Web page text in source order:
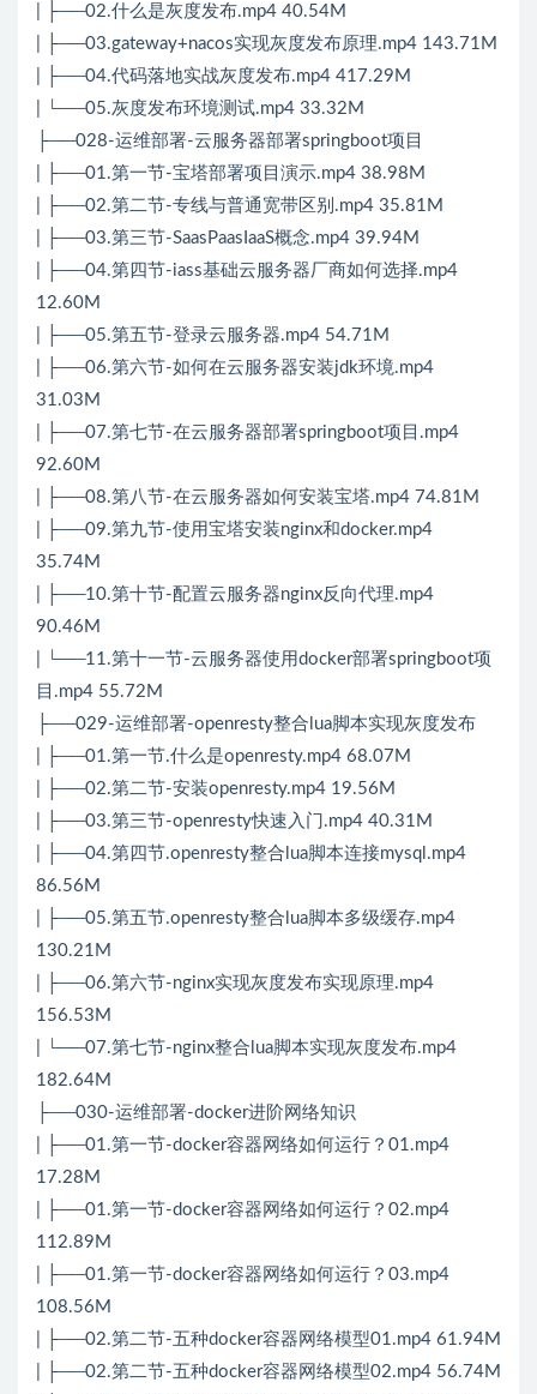
| ├──02.什么是灰度发布.mp4 40.54M
| ├──03.gateway+nacos实现灰度发布原理.mp4 143.71M
| ├──04.代码落地实战灰度发布.mp4 417.29M
| └──05.灰度发布环境测试.mp4 33.32M
├──028-运维部署-云服务器部署springboot项目
| ├──01.第一节-宝塔部署项目演示.mp4 38.98M
| ├──02.第二节-专线与普通宽带区别.mp4 35.81M
| ├──03.第三节-SaasPaasIaaS概念.mp4 39.94M
| ├──04.第四节-iass基础云服务器厂商如何选择.mp4
12.60M
| ├──05.第五节-登录云服务器.mp4 54.71M
| ├──06.第六节-如何在云服务器安装jdk环境.mp4
31.03M
| ├──07.第七节-在云服务器部署springboot项目.mp4
92.60M
| ├──08.第八节-在云服务器如何安装宝塔.mp4 74.81M
| ├──09.第九节-使用宝塔安装nginx和docker.mp4
35.74M
| ├──10.第十节-配置云服务器nginx反向代理.mp4
90.46M
| └──11.第十一节-云服务器使用docker部署springboot项
目.mp4 55.72M
├──029-运维部署-openresty整合lua脚本实现灰度发布
| ├──01.第一节.什么是openresty.mp4 68.07M
| ├──02.第二节-安装openresty.mp4 19.56M
| ├──03.第三节-openresty快速入门.mp4 40.31M
| ├──04.第四节.openresty整合lua脚本连接mysql.mp4
86.56M
| ├──05.第五节.openresty整合lua脚本多级缓存.mp4
130.21M
| ├──06.第六节-nginx实现灰度发布实现原理.mp4
156.53M
| └──07.第七节-nginx整合lua脚本实现灰度发布.mp4
182.64M
├──030-运维部署-docker进阶网络知识
| ├──01.第一节-docker容器网络如何运行？01.mp4
17.28M
| ├──01.第一节-docker容器网络如何运行？02.mp4
112.89M
| ├──01.第一节-docker容器网络如何运行？03.mp4
108.56M
| ├──02.第二节-五种docker容器网络模型01.mp4 61.94M
| ├──02.第二节-五种docker容器网络模型02.mp4 56.74M